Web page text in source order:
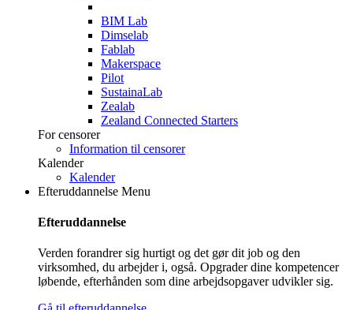
BIM Lab
Dimselab
Fablab
Makerspace
Pilot
SustainaLab
Zealab
Zealand Connected Starters
For censorer
Information til censorer
Kalender
Kalender
Efteruddannelse Menu
Efteruddannelse
Verden forandrer sig hurtigt og det gør dit job og den
virksomhed, du arbejder i, også. Opgrader dine kompetencer
løbende, efterhånden som dine arbejdsopgaver udvikler sig.